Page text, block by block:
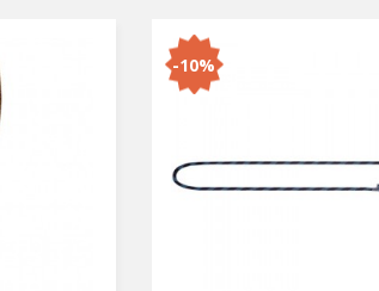
-10%